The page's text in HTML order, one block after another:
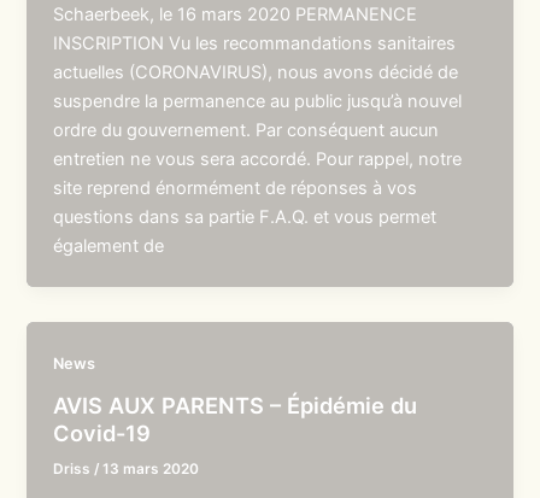
Schaerbeek, le 16 mars 2020 PERMANENCE
INSCRIPTION Vu les recommandations sanitaires
actuelles (CORONAVIRUS), nous avons décidé de
suspendre la permanence au public jusqu’à nouvel
ordre du gouvernement. Par conséquent aucun
entretien ne vous sera accordé. Pour rappel, notre
site reprend énormément de réponses à vos
questions dans sa partie F.A.Q. et vous permet
également de
News
AVIS AUX PARENTS – Épidémie du
Covid-19
Driss /13 mars 2020